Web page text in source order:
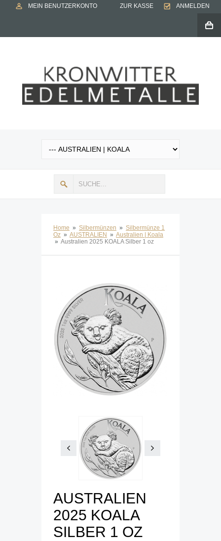
MEIN BENUTZERKONTO ZUR KASSE ANMELDEN
Home » Silbermünzen » Silbermünze 1
Oz » AUSTRALIEN » Australien | Koala
» Australien 2025 KOALA Silber 1 oz
AUSTRALIEN
2025 KOALA
SILBER 1 OZ